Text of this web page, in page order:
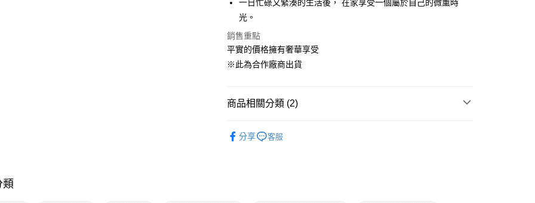
相關說明
【大哥付你分期使用說明】
2.付款方式選擇「大哥付你分期」，訂單成立後會自動跳轉到大哥付的交易
流程，驗證手機門號後，選擇欲分期的期數、繳款截止日，確認付款後即
3.實際核准額度、可分期數及費用金額請依後續交易確認頁面所載為準。
無法說明評估內容。
醒簡訊。
2.透過簡訊連結打開帳單後，可選擇「超商條碼／台灣大直營門市／銀行轉
ATM付款
運送方式
每筆NT$150，滿NT$299(含以上)免運費
一日忙碌又緊湊的生活後， 在家享受一個屬於自己的微薰時
光。
銷售重點
平實的價格擁有奢華享受
※此為合作廠商出貨
商品相關分類 (2)
分享 客服
類